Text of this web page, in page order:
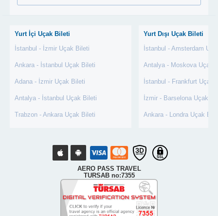
Yurt İçi Uçak Bileti
İstanbul - İzmir Uçak Bileti
Ankara - İstanbul Uçak Bileti
Adana - İzmir Uçak Bileti
Antalya - İstanbul Uçak Bileti
Trabzon - Ankara Uçak Bileti
Yurt Dışı Uçak Bileti
İstanbul - Amsterdam
Antalya - Moskova Uçak
İstanbul - Frankfurt Uçak
İzmir - Barselona Uçak
Ankara - Londra Uçak
AERO PASS TRAVEL
TURSAB no:7355